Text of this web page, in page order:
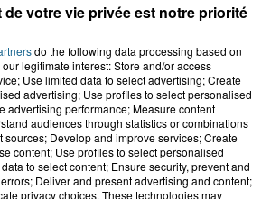
Boulogne-sur-Mer : Grégory Thil,
2026
: Dunkerque face à l'élite pour
la saison du renouveau
de votre vie privée est notre priorité
do the following data processing based on
legitimate interest: Store and/or access
Use limited data to select advertising; Create
advertising; Use profiles to select personalised
advertising performance; Measure content
audiences through statistics or combinations
sources; Develop and improve services; Create
content; Use profiles to select personalised
to select content; Ensure security, prevent and
Deliver and present advertising and content;
privacy choices. These technologies may